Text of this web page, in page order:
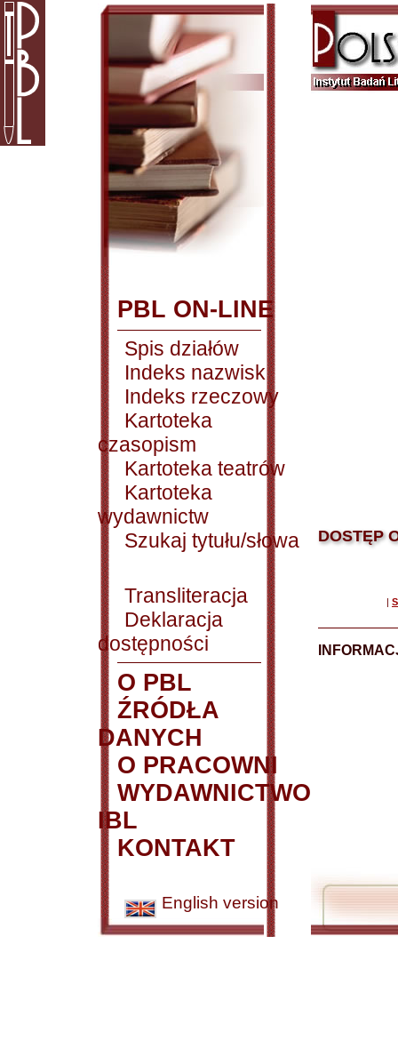
PBL ON-LINE
Spis działów
Indeks nazwisk
Indeks rzeczowy
Kartoteka
czasopism
Kartoteka teatrów
Kartoteka
wydawnictw
Szukaj tytułu/słowa
Transliteracja
Deklaracja
dostępności
O PBL
ŹRÓDŁA
DANYCH
O PRACOWNI
WYDAWNICTWO
IBL
KONTAKT
English version
DOSTĘP
|